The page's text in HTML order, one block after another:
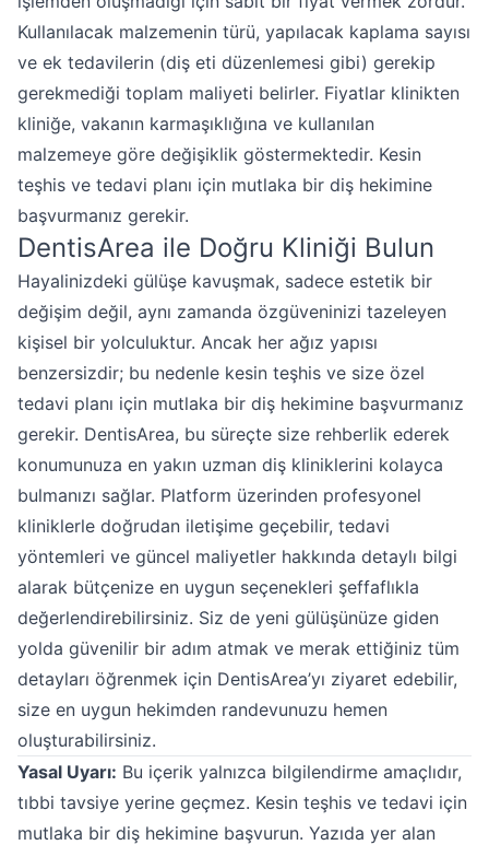
Kullanılacak malzemenin türü, yapılacak kaplama sayısı
ve ek tedavilerin (diş eti düzenlemesi gibi) gerekip
gerekmediği toplam maliyeti belirler. Fiyatlar klinikten
kliniğe, vakanın karmaşıklığına ve kullanılan
malzemeye göre değişiklik göstermektedir. Kesin
teşhis ve tedavi planı için mutlaka bir diş hekimine
başvurmanız gerekir.
DentisArea ile Doğru Kliniği Bulun
Hayalinizdeki gülüşe kavuşmak, sadece estetik bir
değişim değil, aynı zamanda özgüveninizi tazeleyen
kişisel bir yolculuktur. Ancak her ağız yapısı
benzersizdir; bu nedenle kesin teşhis ve size özel
tedavi planı için mutlaka bir diş hekimine başvurmanız
gerekir. DentisArea, bu süreçte size rehberlik ederek
konumunuza en yakın uzman diş kliniklerini kolayca
bulmanızı sağlar. Platform üzerinden profesyonel
kliniklerle doğrudan iletişime geçebilir, tedavi
yöntemleri ve güncel maliyetler hakkında detaylı bilgi
alarak bütçenize en uygun seçenekleri şeffaflıkla
değerlendirebilirsiniz. Siz de yeni gülüşünüze giden
yolda güvenilir bir adım atmak ve merak ettiğiniz tüm
detayları öğrenmek için DentisArea’yı ziyaret edebilir,
size en uygun hekimden randevunuzu hemen
oluşturabilirsiniz.
Yasal Uyarı: Bu içerik yalnızca bilgilendirme amaçlıdır,
tıbbi tavsiye yerine geçmez. Kesin teşhis ve tedavi için
mutlaka bir diş hekimine başvurun. Yazıda yer alan